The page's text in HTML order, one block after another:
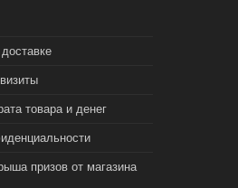
товара и денег
призов от магазина